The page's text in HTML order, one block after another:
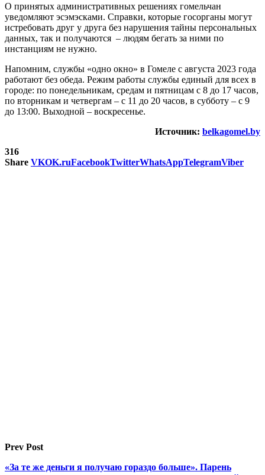
О принятых административных решениях гомельчан
уведомляют эсэмэсками. Справки, которые госорганы могут
истребовать друг у друга без нарушения тайны персональных
данных, так и получаются – людям бегать за ними по
инстанциям не нужно.
Напомним, службы «одно окно» в Гомеле с августа 2023 года
работают без обеда. Режим работы службы единый для всех в
городе: по понедельникам, средам и пятницам с 8 до 17 часов,
по вторникам и четвергам – с 11 до 20 часов, в субботу – с 9
до 13:00. Выходной – воскресенье.
Источник: belkagomel.by
316
Share VKOK.ruFacebookTwitterWhatsAppTelegramViber
Prev Post
«За те же деньги я получаю гораздо больше». Парень